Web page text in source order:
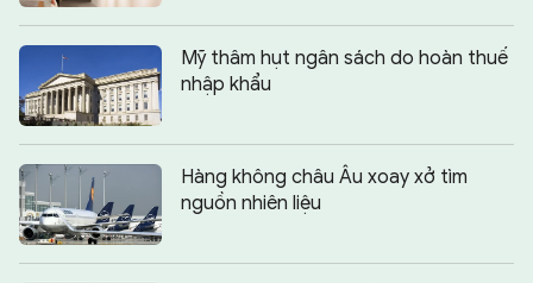
Mỹ thâm hụt ngân sách do hoàn thuế
nhập khẩu
Hàng không châu Âu xoay xở tìm
nguồn nhiên liệu